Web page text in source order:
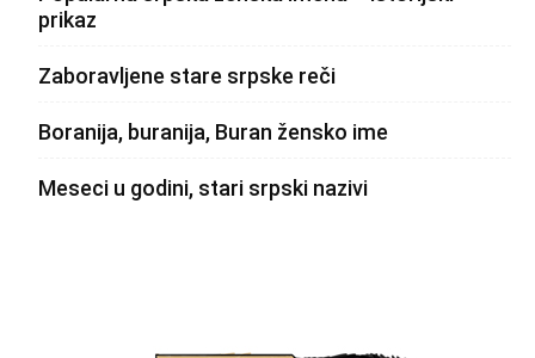
prikaz
Zaboravljene stare srpske reči
Boranija, buranija, Buran žensko ime
Meseci u godini, stari srpski nazivi